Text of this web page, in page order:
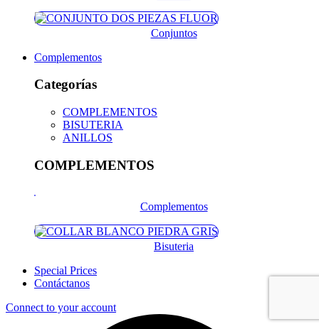
Conjuntos
Complementos
Categorías
COMPLEMENTOS
BISUTERIA
ANILLOS
COMPLEMENTOS
Complementos
Bisuteria
Special Prices
Contáctanos
Connect to your account